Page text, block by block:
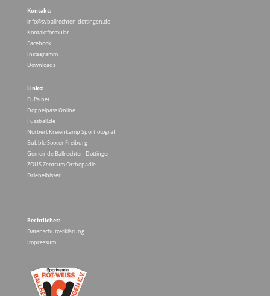
Kontakt:
info@svballrechten-dottingen.de
Kontaktformular
Facebook
Instagramm
Downloads
Links:
FuPa.net
Doppelpass Online
Fussball.de
Norbert Kreienkamp Sportfotograf
Bubble Soocer Freiburg
Gemeinde Ballrechten-Dottingen
ZOUS Zentrum Orthopädie
Driebelbisser
Rechtliches:
Datenschutzerklärung
Impressum